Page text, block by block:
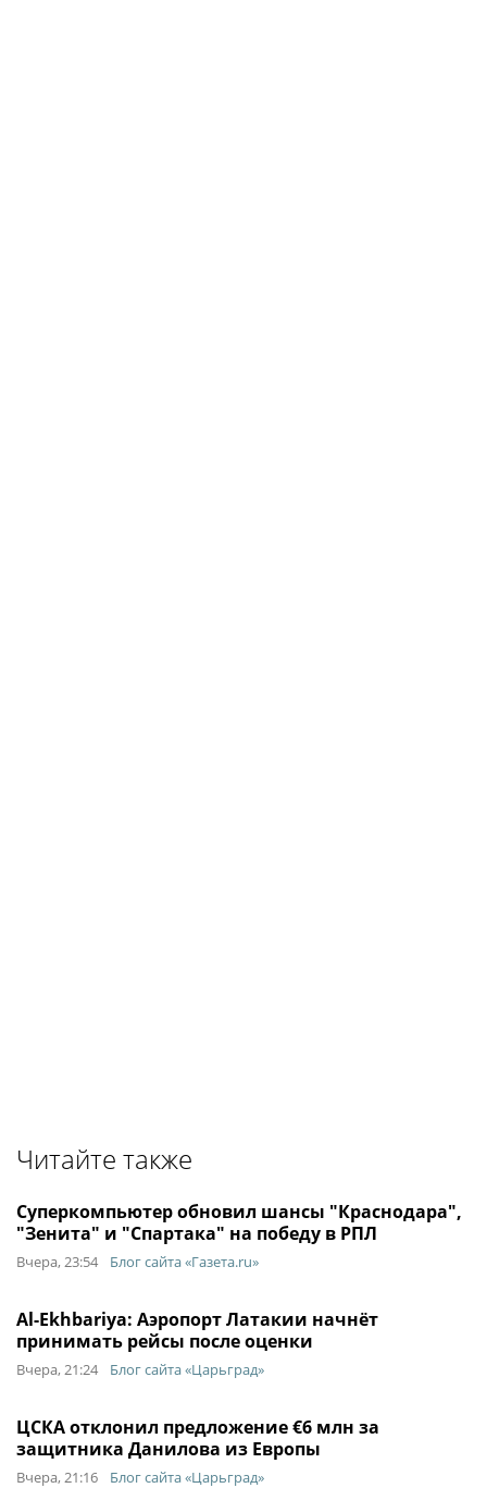
Читайте также
Суперкомпьютер обновил шансы "Краснодара",
"Зенита" и "Спартака" на победу в РПЛ
Вчера, 23:54 Блог сайта «Газета.ru»
Al-Ekhbariya: Аэропорт Латакии начнёт
принимать рейсы после оценки
Вчера, 21:24 Блог сайта «Царьград»
ЦСКА отклонил предложение €6 млн за
защитника Данилова из Европы
Вчера, 21:16 Блог сайта «Царьград»